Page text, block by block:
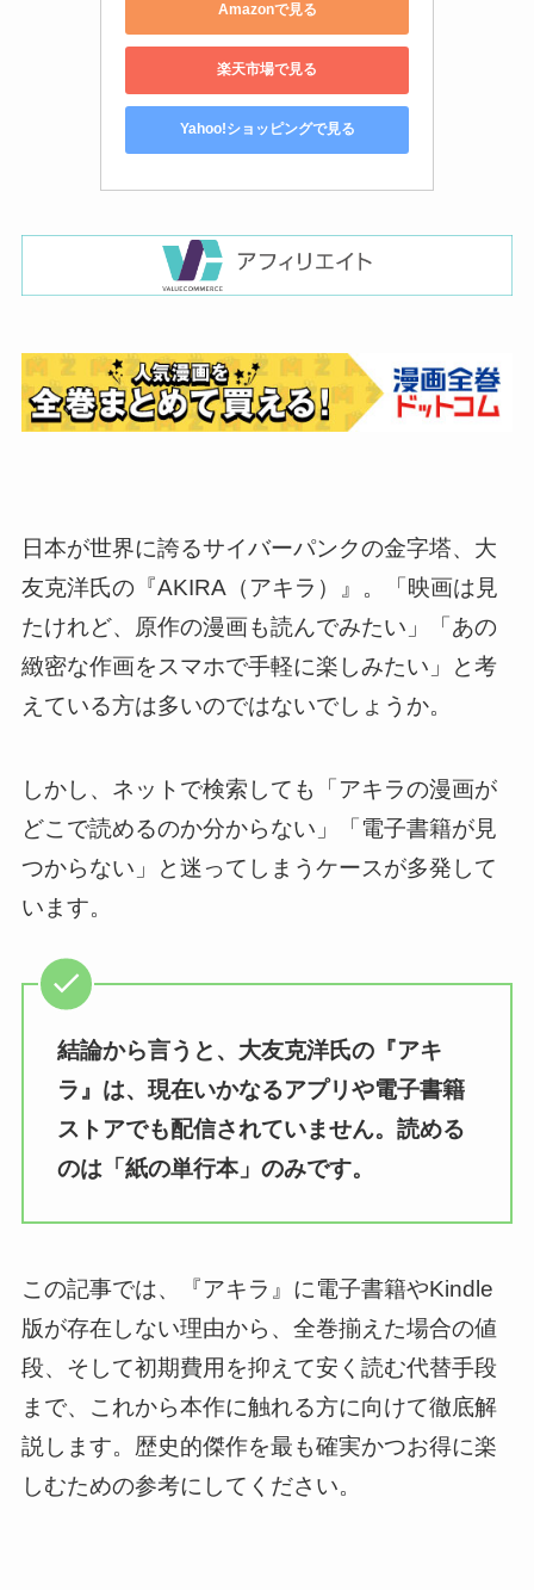
Amazonで見る
楽天市場で見る
Yahoo!ショッピングで見る
日本が世界に誇るサイバーパンクの金字塔、大
友克洋氏の『AKIRA（アキラ）』。「映画は見
たけれど、原作の漫画も読んでみたい」「あの
緻密な作画をスマホで手軽に楽しみたい」と考
えている方は多いのではないでしょうか。
しかし、ネットで検索しても「アキラの漫画が
どこで読めるのか分からない」「電子書籍が見
つからない」と迷ってしまうケースが多発して
います。
結論から言うと、大友克洋氏の『アキ
ラ』は、現在いかなるアプリや電子書籍
ストアでも配信されていません。読める
のは「紙の単行本」のみです。
この記事では、『アキラ』に電子書籍やKindle
版が存在しない理由から、全巻揃えた場合の値
段、そして初期費用を抑えて安く読む代替手段
まで、これから本作に触れる方に向けて徹底解
説します。歴史的傑作を最も確実かつお得に楽
しむための参考にしてください。